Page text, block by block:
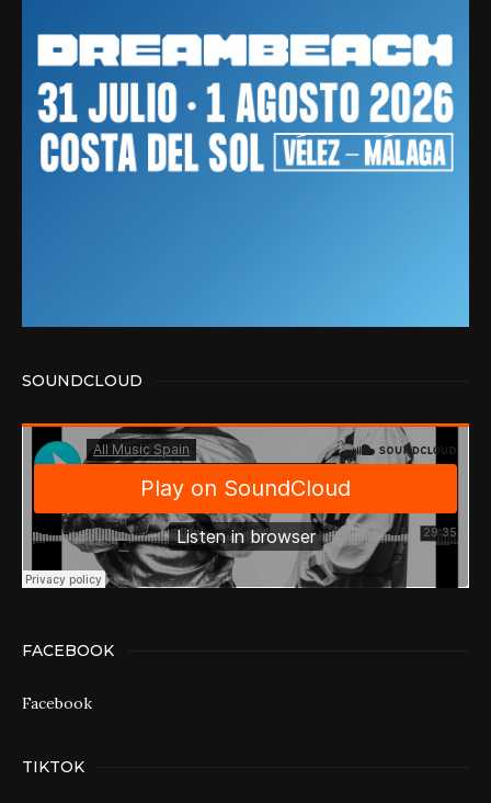
SOUNDCLOUD
FACEBOOK
Facebook
TIKTOK